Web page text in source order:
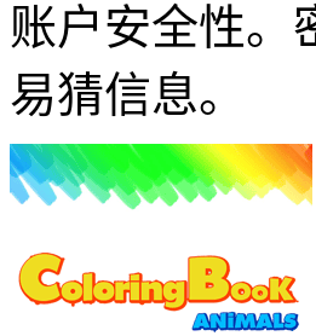
账户安全性。
易猜信息。